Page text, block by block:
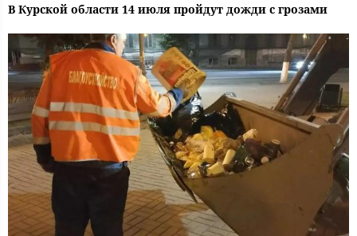
В Курской области 14 июля пройдут дожди с грозами